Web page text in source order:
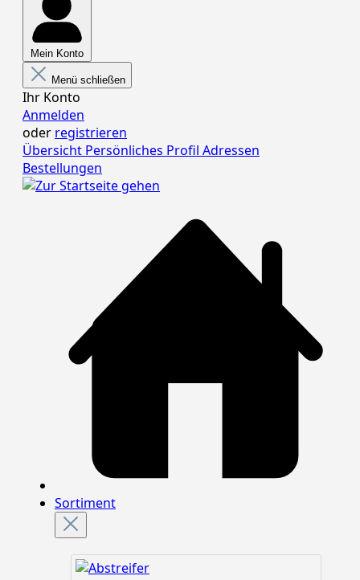
Mein Konto
Menü schließen
Ihr Konto
Anmelden
oder registrieren
Übersicht Persönliches Profil Adressen
Bestellungen
Sortiment